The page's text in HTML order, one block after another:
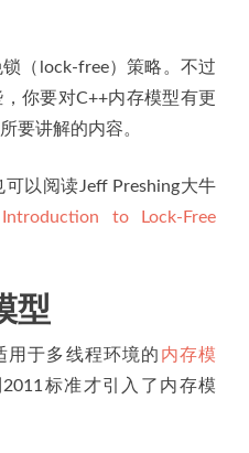
（lock-free）策略。不过
你要对C++内存模型有更
要讲解的内容。
以阅读Jeff Preshing大牛
to Lock-Free
型
用于多线程环境的 内存模
标准才引入了内存模